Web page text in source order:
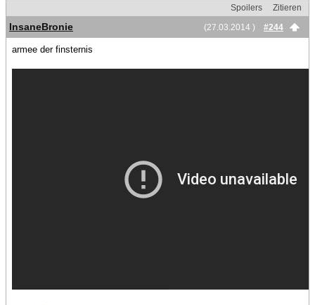
Spoilers
Zitieren
(27.03.2014 )
#244
InsaneBronie
armee der finsternis